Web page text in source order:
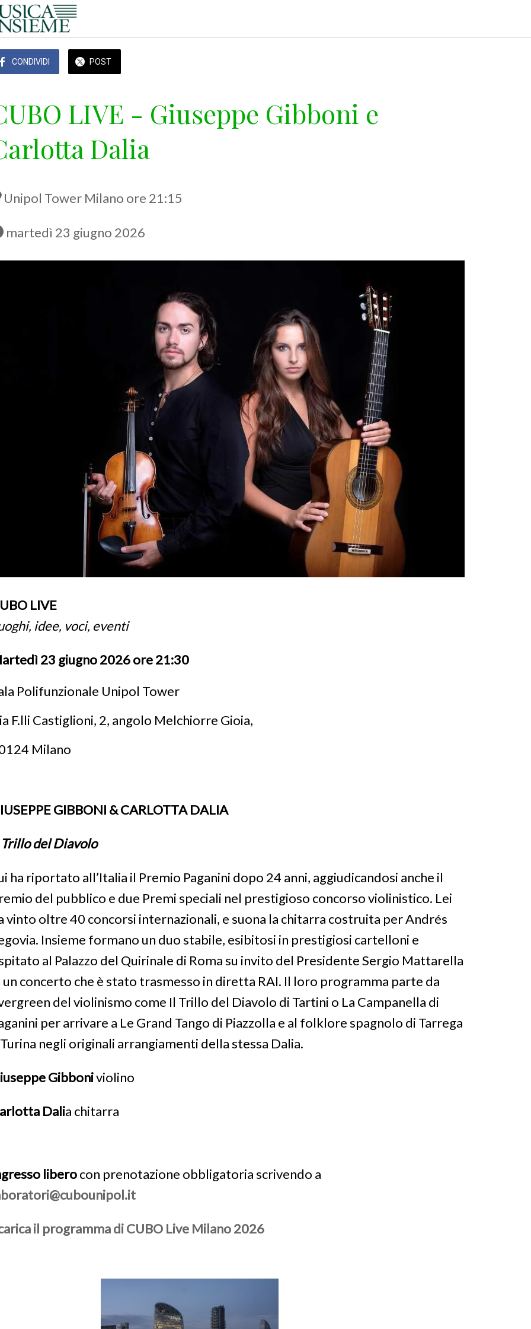
CONDIVIDI POST
LIVE - Giuseppe Gibboni e
Dalia
Unipol Tower Milano ore 21:15
martedì 23 giugno 2026
LIVE
idee, voci, eventi
23 giugno 2026 ore 21:30
Polifunzionale Unipol Tower
F.lli Castiglioni, 2, angolo Melchiorre Gioia,
Milano
GIBBONI & CARLOTTA DALIA
del Diavolo
ha riportato all’Italia il Premio Paganini dopo 24 anni, aggiudicandosi anche il
remio del pubblico e due Premi speciali nel prestigioso concorsoviolinistico. Lei
vinto oltre 40 concorsi internazionali, e suona la chitarra costruita per Andrés
Insieme formano un duo stabile, esibitosi in prestigiosi cartelloni e
al Palazzo del Quirinale di Roma su invito del Presidente Sergio Mattarella
un concerto che è stato trasmesso in diretta RAI. Il loro programma parte da
del violinismo come Il Trillo del Diavolo di Tartini o La Campanella di
per arrivare a Le Grand Tango di Piazzolla e al folklore spagnolo di Tarrega
negli originali arrangiamenti della stessa Dalia.
Gibboniviolino
Dalia chitarra
liberocon prenotazione obbligatoria scrivendo a
il programma di CUBO Live Milano 2026